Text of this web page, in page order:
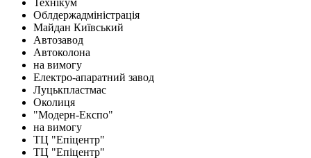
Технікум
Облдержадміністрація
Майдан Київський
Автозавод
Автоколона
на вимогу
Електро-апаратний завод
Луцькпластмас
Околиця
"Модерн-Експо"
на вимогу
ТЦ "Епіцентр"
ТЦ "Епіцентр"